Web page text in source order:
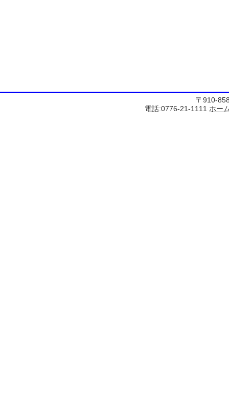
〒910-
電話:0776-21-1111 ホー